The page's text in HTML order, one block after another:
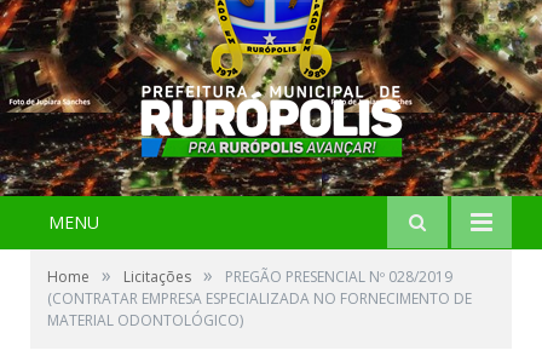
MENU
Home » Licitações »
PREGÃO PRESENCIAL Nº 028/2019
(CONTRATAR EMPRESA ESPECIALIZADA NO FORNECIMENTO DE
MATERIAL ODONTOLÓGICO)